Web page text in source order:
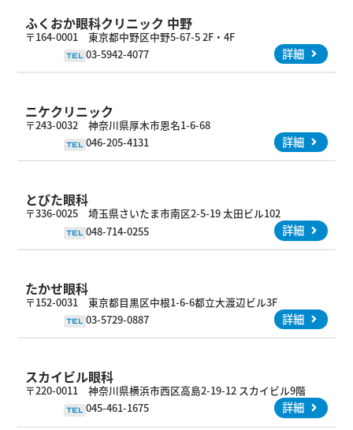
ふくおか眼科クリニック 中野
〒164-0001 東京都中野区中野5-67-5 2F・4F
TEL 03-5942-4077 詳細
ニケクリニック
〒243-0032 神奈川県厚木市恩名1-6-68
TEL 046-205-4131 詳細
とびた眼科
〒336-0025 埼玉県さいたま市南区2-5-19 太田ビル102
TEL 048-714-0255 詳細
たかせ眼科
〒152-0031 東京都目黒区中根1-6-6都立大渡辺ビル3F
TEL 03-5729-0887 詳細
スカイビル眼科
〒220-0011 神奈川県横浜市西区高島2-19-12 スカイビル9階
TEL 045-461-1675 詳細